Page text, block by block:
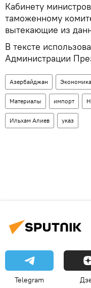
Кабинету
таможенному
вытекающие из
В тексте
Администрации
Азербайджан Экономика
Материалы импорт
Ильхам Алиев указ
Telegram